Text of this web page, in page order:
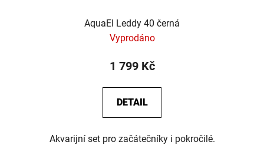
AquaEl Leddy 40 černá
Vyprodáno
1 799 Kč
DETAIL
Akvarijní set pro začátečníky i pokročilé.